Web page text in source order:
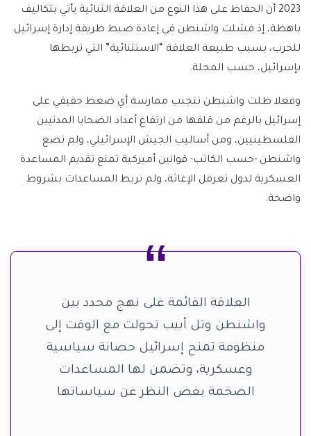
2023 أن الحفاظ على هذا النوع من العلاقة الثنائية يأتي بتكاليف
باهظة، إذ فشلت واشنطن في إعادة ضبط طريقة إدارة إسرائيل
للحرب، بسبب طبيعة العلاقة “الاستثنائية” التي تربطها
بإسرائيل، حسب المجلة.
وفعلا ظلت واشنطن تتجنب ممارسة أي ضغط حقيقي على
إسرائيل بالرغم من قلقها من ارتفاع أعداد الضحايا المدنيين
الفلسطينيين، ومن أساليب الجيش الإسرائيلي، ولم تضع
واشنطن -حسب الكاتب- قوانين أميركية تمنع تقديم المساعدة
العسكرية لدول تعرقل الإغاثة، ولم تربط المساعدات بشروط
واضحة.
العلاقة القائمة على نهج محدد بين
واشنطن وتل أبيب تحولت مع الوقت إلى
منظومة تمنح إسرائيل حصانة سياسية
وعسكرية، وتضمن لها المساعدات
الضخمة بغض النظر عن سياساتها